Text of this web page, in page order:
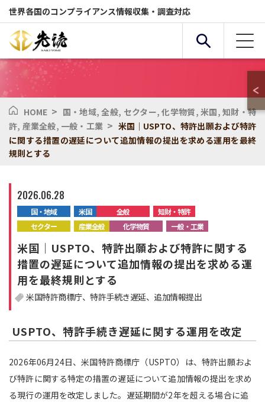
世界各国のコンプライアンス情報収集・調査対応
複合条件検索
サービス
全般
化学物質 環境
注目領域
HOME > 国・地域,全般, セクター,化学物質,米国,知財・特
許, 産業全般, 一般・工業 > 米国｜USPTO、特許出願および特許
に関する措置の遅延について追加情報の提出を求める運用を最終
規則とする
2026.06.28
国・地域 米国 全般
知財・特許
セクター
産業全般 化学物質 一般・工業
米国｜USPTO、特許出願および特許に関する
措置の遅延について追加情報の提出を求める運
用を最終規則とする
米国特許商標庁 特許手続き遅延 追加情報提出
USPTO、特許手続き遅延に関する運用を改定
2026年06月24日、米国特許商標庁（USPTO）は、特許出願およ
び特許に関する特定の措置の遅延について追加情報の提出を求め
る現行の運用を改定しました。遅延期間が2年を超える場合に追